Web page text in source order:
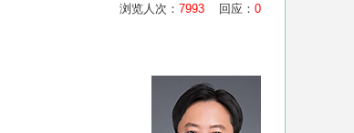
浏览人次： 7993 回应： 0